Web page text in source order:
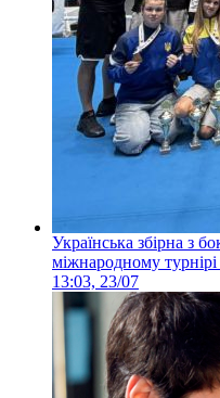
Українська збірна з
міжнародному
13:03, 23/07